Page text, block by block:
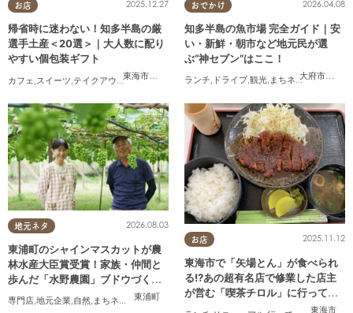
お店
東海市
,大府市 知多市, 東浦町,阿久比町,半田市,常滑市,武豊
2025.12.27
帰省時に迷わない！知多半島の厳
選手土産＜20選＞｜大人数に配り
やすい個包装ギフト
カフェ,スイーツ,テイクアウト ,まとめ記事
おでかけ
大府市半田
2026.04.08
知多半島の魚市場 完全ガイド｜安
い・新鮮・朝市など地元民が選
ぶ“神セブン”はここ！
ランチ, ドライブ,観光, まちネタ ,連載 家族
地元ネタ
東浦町
2026.08.03
東浦町のシャインマスカットが農
林水産大臣賞受賞！家族・仲間と
歩んだ「水野農園」ブドウづくり
の軌跡
専門店,地元企業,自然, まちネタ 季節ネタ ちたまるスタイル掲載店 夫婦 家族
お店
東海市
2025.11.12
東海市で「矢場とん」が食べられ
る!?あの超有名店で修業した店主
が営む「喫茶チロル」に行ってみ